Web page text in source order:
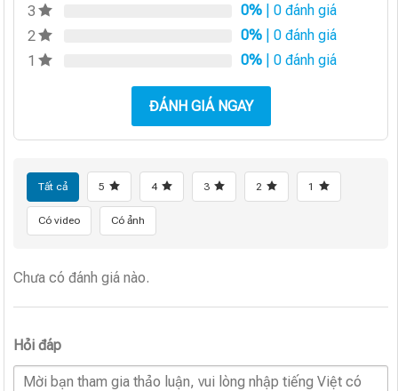
3
0% | 0 đánh giá
2
0% | 0 đánh giá
1
0% | 0 đánh giá
ĐÁNH GIÁ NGAY
Tất cả 5 4 3 2 1
Có video Có ảnh
Chưa có đánh giá nào.
Hỏi đáp